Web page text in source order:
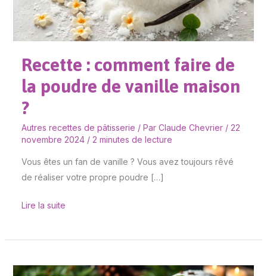
Recette : comment faire de
la poudre de vanille maison
?
Autres recettes de pâtisserie / Par Claude Chevrier / 22
novembre 2024 / 2 minutes de lecture
Vous êtes un fan de vanille ? Vous avez toujours rêvé
de réaliser votre propre poudre […]
poudre
de
maison
?
Lire la suite